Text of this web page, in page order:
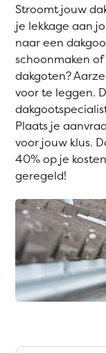
Stroomt jouw
je lekkage aan
naar een
schoonmaken
dakgoten?
voor te leggen.
Plaats je
voor jouw klus.
40% op je
geregeld!